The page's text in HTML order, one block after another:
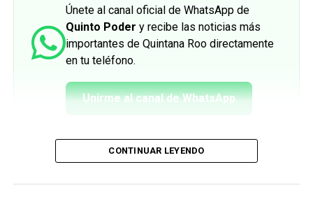
Únete al canal oficial de WhatsApp de
Quinto Poder y recibe las noticias más
importantes de Quintana Roo directamente
en tu teléfono.
Unirme al canal de WhatsApp
CONTINUAR LEYENDO